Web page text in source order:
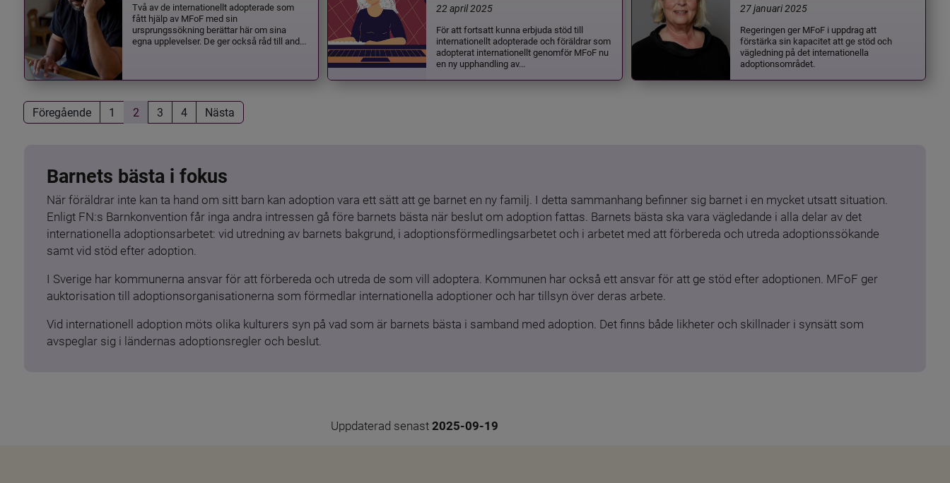
Två av de internationellt adopterade som
fått hjälp av MFoF med sin
ursprungssökning berättar här om sina
egna upplevelser. De ger också råd till and...
22 april 2025
För att fortsatt kunna erbjuda stöd till
internationellt adopterade och föräldrar som
adopterat internationellt genomför MFoF nu
en ny upphandling av...
27 januari 2025
Regeringen ger MFoF i uppdrag att
förstärka sin kapacitet att ge stöd och
vägledning på det internationella
adoptionsområdet.
Föregående 1 2 3 4 Nästa
Barnets bästa i fokus
När föräldrar inte kan ta hand om sitt barn kan adoption vara ett sätt att ge barnet en ny familj. I detta sammanhang befinner sig barnet i en mycket utsatt situation.
Enligt FN:s Barnkonvention får inga andra intressen gå före barnets bästa när beslut om adoption fattas. Barnets bästa ska vara vägledande i alla delar av det
internationella adoptionsarbetet: vid utredning av barnets bakgrund, i adoptionsförmedlingsarbetet och i arbetet med att förbereda och utreda adoptionssökande
samt vid stöd efter adoption.
I Sverige har kommunerna ansvar för att förbereda och utreda de som vill adoptera. Kommunen har också ett ansvar för att ge stöd efter adoptionen. MFoF ger
auktorisation till adoptionsorganisationerna som förmedlar internationella adoptioner och har tillsyn över deras arbete.
Vid internationell adoption möts olika kulturers syn på vad som är barnets bästa i samband med adoption. Det finns både likheter och skillnader i synsätt som
avspeglar sig i ländernas adoptionsregler och beslut.
Uppdaterad senast 2025-09-19